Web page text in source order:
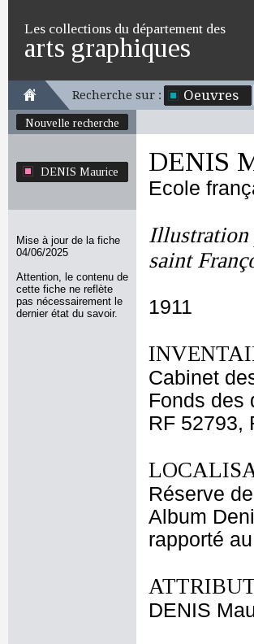
Les collections du département des
arts graphiques
Recherche sur : Oeuvres
Nouvelle recherche
DENIS Maurice
Mise à jour de la fiche
04/06/2025
Attention, le contenu de
cette fiche ne reflète
pas nécessairement le
dernier état du savoir.
DENIS
Ecole
Illustration
saint
1911
Cabinet
Fonds des
RF 52793,
Réserve
Album
rapporté
DENIS